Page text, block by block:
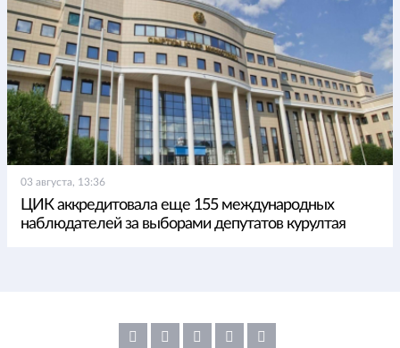
03 августа, 13:36
ЦИК аккредитовала еще 155 международных
наблюдателей за выборами депутатов курултая